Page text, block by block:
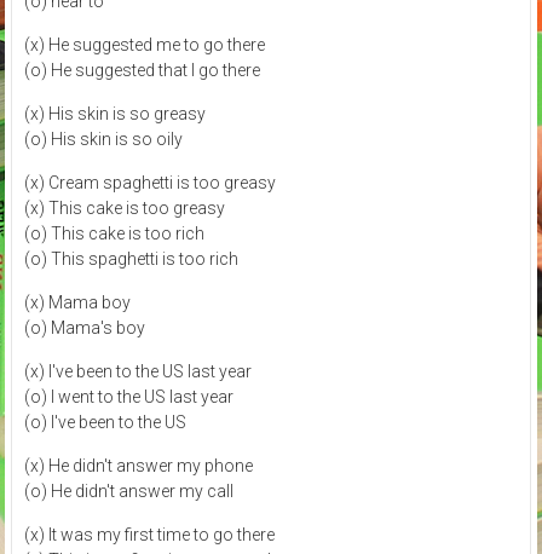
(x) He suggested me to go there
(o) He suggested that I go there
(x) His skin is so greasy
(o) His skin is so oily
(x) Cream spaghetti is too greasy
(x) This cake is too greasy
(o) This cake is too rich
(o) This spaghetti is too rich
(x) Mama boy
(o) Mama's boy
(x) I've been to the US last year
(o) I went to the US last year
(o) I've been to the US
(x) He didn't answer my phone
(o) He didn't answer my call
(x) It was my first time to go there